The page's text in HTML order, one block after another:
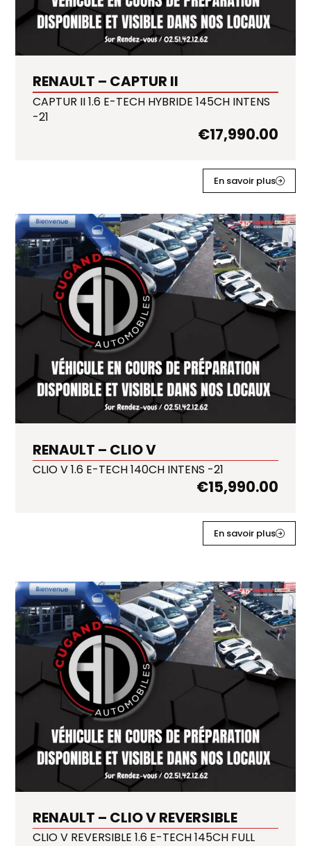
RENAULT – CAPTUR II
CAPTUR II 1.6 E-TECH HYBRIDE 145CH INTENS
-21
€17,990.00
En savoir plus
RENAULT – CLIO V
CLIO V 1.6 E-TECH 140CH INTENS -21
€15,990.00
En savoir plus
RENAULT – CLIO V REVERSIBLE
CLIO V REVERSIBLE 1.6 E-TECH 145CH FULL